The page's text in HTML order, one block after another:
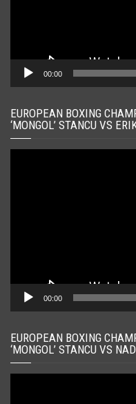
00:00
EUROPEAN BOXING
‘MONGOL’ STANCU VS
00:00
EUROPEAN BOXING
‘MONGOL’ STANCU VS